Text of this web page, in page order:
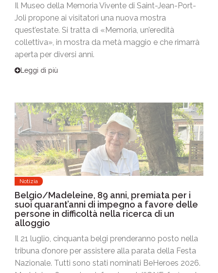
Il Museo della Memoria Vivente di Saint-Jean-Port-
Joli propone ai visitatori una nuova mostra
quest’estate. Si tratta di «Memoria, un’eredità
collettiva», in mostra da metà maggio e che rimarrà
aperta per diversi anni.
Leggi di più
Notizia
Belgio/Madeleine, 89 anni, premiata per i
suoi quarant’anni di impegno a favore delle
persone in difficoltà nella ricerca di un
alloggio
Il 21 luglio, cinquanta belgi prenderanno posto nella
tribuna d’onore per assistere alla parata della Festa
Nazionale. Tutti sono stati nominati BeHeroes 2026.